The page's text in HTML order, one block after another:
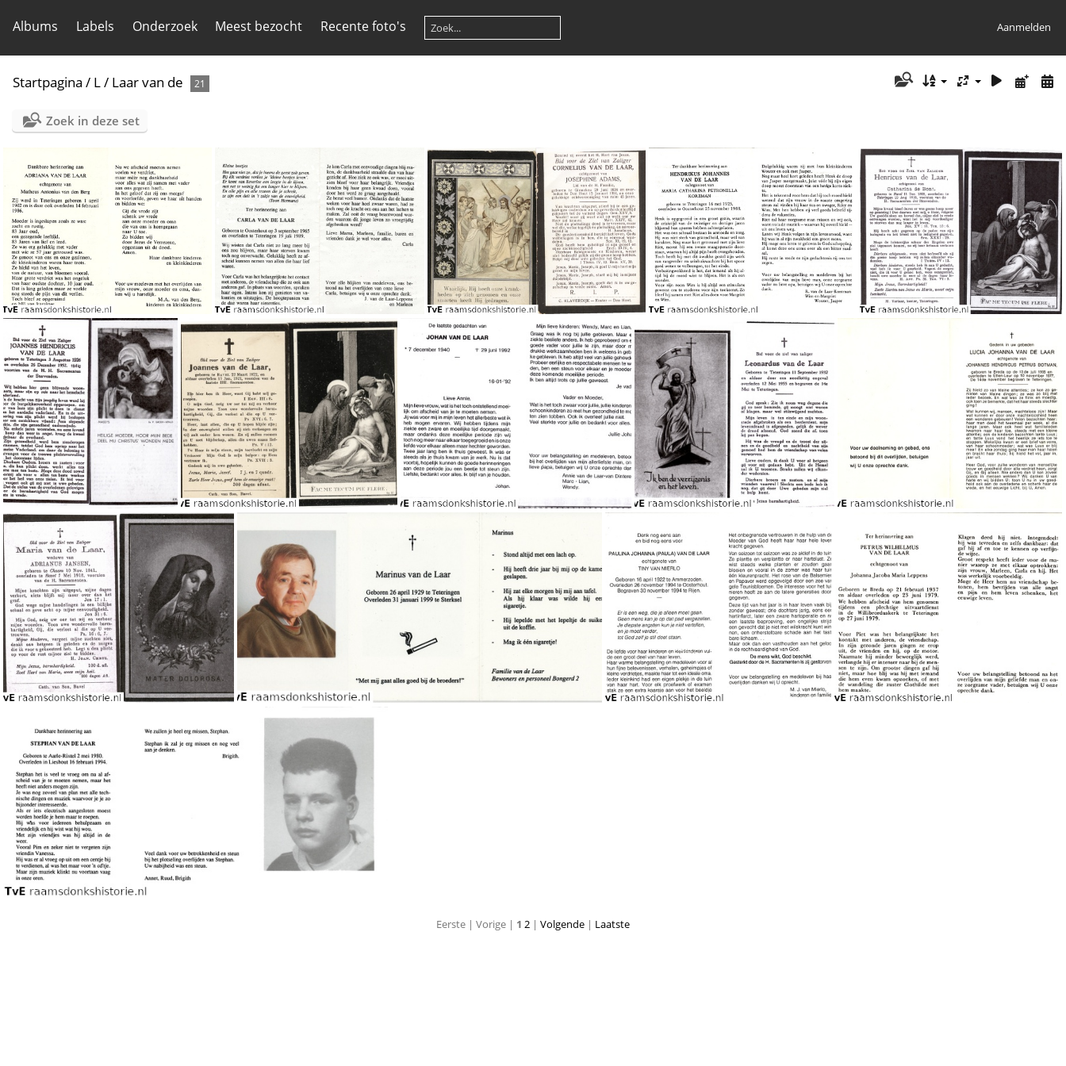
Albums Labels Onderzoek Meest bezocht Recente foto's Aanmelden
Startpagina / L/ Laar van de 21
Zoek in deze set
Adriana van de Laar Matheus Antonius van den Berg Carla van de Laar J. Leppens Cornelius van de Laar Josephine Adams Henricus van de Laar Catharina de Bont
Joannes Hendricus van de Laar Joannes van de Laar Johan van de Laar Annie van Dinteren Leonardus van de Laar Lucia Johanna van de Laar Johannes Hendricus Petrus Botman
Maria van de Laar Adrianus Jansen
Eerste | Vorige | 1 2 | Volgende | Laatste